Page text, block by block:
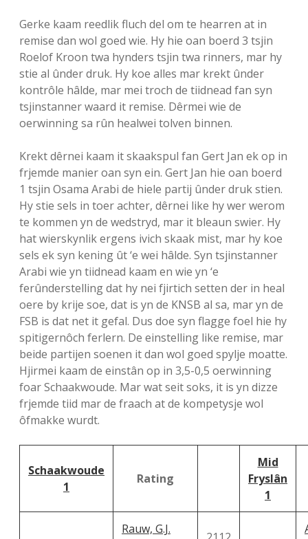
Gerke kaam reedlik fluch del om te hearren at in
remise dan wol goed wie. Hy hie oan boerd 3 tsjin
Roelof Kroon twa hynders tsjin twa rinners, mar hy
stie al ûnder druk. Hy koe alles mar krekt ûnder
kontrôle hâlde, mar mei troch de tiidnead fan syn
tsjinstanner waard it remise. Dêrmei wie de
oerwinning sa rûn healwei tolven binnen.
Krekt dêrnei kaam it skaakspul fan Gert Jan ek op in
frjemde manier oan syn ein. Gert Jan hie oan boerd
1 tsjin Osama Arabi de hiele partij ûnder druk stien.
Hy stie sels in toer achter, dêrnei like hy wer werom
te kommen yn de wedstryd, mar it bleaun swier. Hy
hat wierskynlik ergens ivich skaak mist, mar hy koe
sels ek syn kening ût ‘e wei hâlde. Syn tsjinstanner
Arabi wie yn tiidnead kaam en wie yn ‘e
ferûnderstelling dat hy nei fjirtich setten der in heal
oere by krije soe, dat is yn de KNSB al sa, mar yn de
FSB is dat net it gefal. Dus doe syn flagge foel hie hy
spitigernôch ferlern. De einstelling like remise, mar
beide partijen soenen it dan wol goed spylje moatte.
Hjirmei kaam de einstân op in 3,5-0,5 oerwinning
foar Schaakwoude. Mar wat seit soks, it is yn dizze
frjemde tiid mar de fraach at de kompetysje wol
ôfmakke wurdt.
Schaakwoude
1
Rating
Mid
Fryslân
1
Rauw, G.J.